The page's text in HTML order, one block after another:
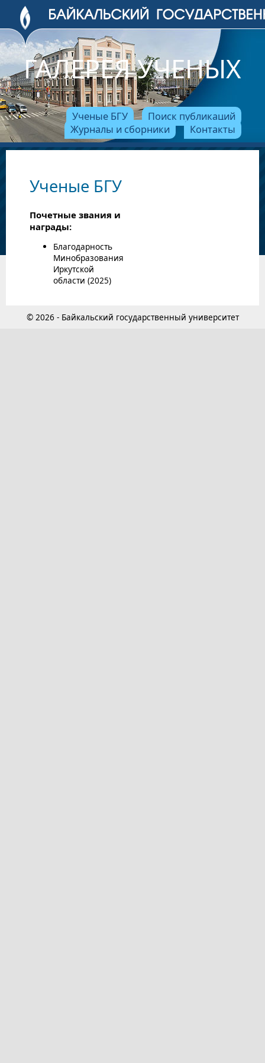
ГАЛЕРЕЯ УЧЕНЫХ
Ученые БГУ
Поиск публикаций
Журналы и сборники
Контакты
Ученые БГУ
Почетные звания и
награды:
Благодарность
Минобразования
Иркутской
области (2025)
© 2026 - Байкальский государственный университет